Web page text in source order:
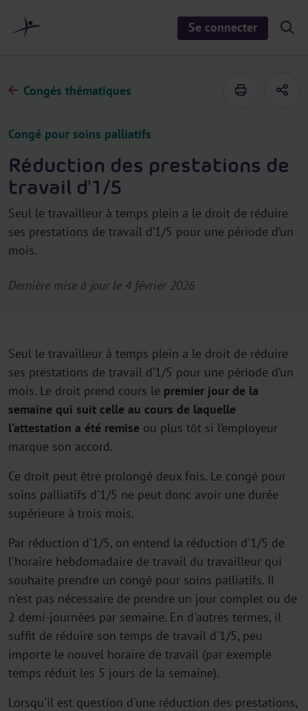
Se connecter
S
i
c
Congés thématiques
Congé pour soins palliatifs
Réduction des prestations de
travail d'1/5
Seul le travailleur à temps plein a le droit de réduire
ses prestations de travail d’1/5 pour une période d’un
mois.
Dernière mise à jour le 4 février 2026
Seul le travailleur à temps plein a le droit de réduire
ses prestations de travail d’1/5 pour une période d’un
mois. Le droit prend cours le premier jour de la
semaine qui suit celle au cours de laquelle
l’attestation a été remise ou plus tôt si l’employeur
marque son accord.
Ce droit peut être prolongé deux fois. Le congé pour
soins palliatifs d'1/5 ne peut donc avoir une durée
supérieure à trois mois.
Par réduction d'1/5, on entend la réduction d'1/5 de
l'horaire hebdomadaire de travail du travailleur qui
souhaite prendre un congé pour soins palliatifs. Il
n'est pas nécessaire de prendre un jour complet ou de
2 demi-journées par semaine. En d'autres termes, il
suffit de réduire son temps de travail d'1/5, peu
importe le nouvel horaire de travail (par exemple
temps réduit les 5 jours de la semaine).
Lorsqu'il est question d'une réduction des prestations,